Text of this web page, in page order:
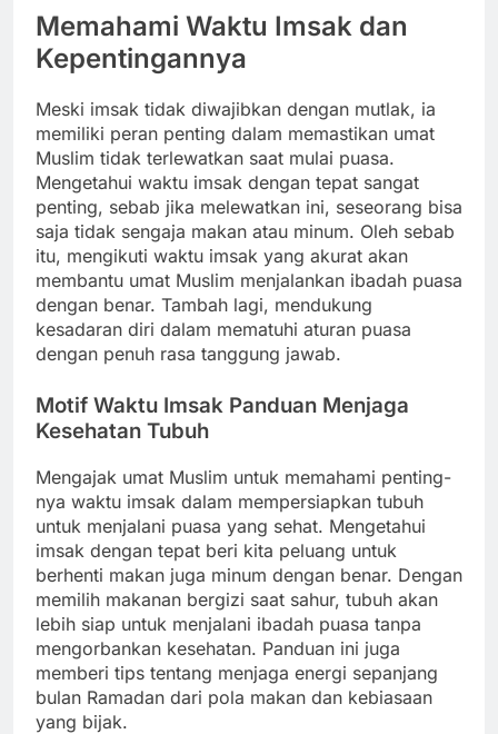
Memahami Waktu Imsak dan
Kepentingannya
Meski imsak tidak diwajibkan dengan mutlak, ia
memiliki peran penting dalam memastikan umat
Muslim tidak terlewatkan saat mulai puasa.
Mengetahui waktu imsak dengan tepat sangat
penting, sebab jika melewatkan ini, seseorang bisa
saja tidak sengaja makan atau minum. Oleh sebab
itu, mengikuti waktu imsak yang akurat akan
membantu umat Muslim menjalankan ibadah puasa
dengan benar. Tambah lagi, mendukung
kesadaran diri dalam mematuhi aturan puasa
dengan penuh rasa tanggung jawab.
Motif Waktu Imsak Panduan Menjaga
Kesehatan Tubuh
Mengajak umat Muslim untuk memahami penting-
nya waktu imsak dalam mempersiapkan tubuh
untuk menjalani puasa yang sehat. Mengetahui
imsak dengan tepat beri kita peluang untuk
berhenti makan juga minum dengan benar. Dengan
memilih makanan bergizi saat sahur, tubuh akan
lebih siap untuk menjalani ibadah puasa tanpa
mengorbankan kesehatan. Panduan ini juga
memberi tips tentang menjaga energi sepanjang
bulan Ramadan dari pola makan dan kebiasaan
yang bijak.